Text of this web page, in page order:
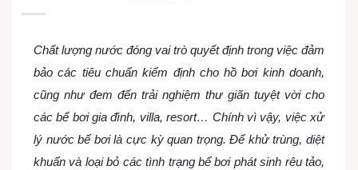
Chất lượng nước đóng vai trò quyết định trong việc đảm
bảo các tiêu chuẩn kiểm định cho hồ bơi kinh doanh,
cũng như đem đến trải nghiệm thư giãn tuyệt vời cho
các bể bơi gia đình, villa, resort… Chính vì vậy, việc xử
lý nước bể bơi là cực kỳ quan trọng. Để khử trùng, diệt
khuẩn và loại bỏ các tình trạng bể bơi phát sinh rêu tảo,